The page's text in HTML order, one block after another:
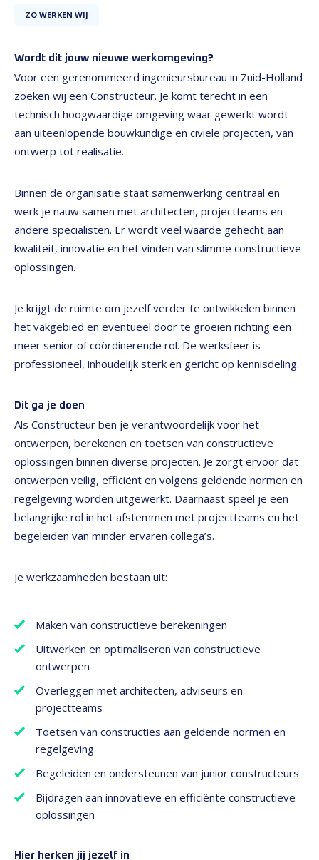
ZO WERKEN WIJ
Wordt dit jouw nieuwe werkomgeving?
Voor een gerenommeerd ingenieursbureau in Zuid-Holland
zoeken wij een Constructeur. Je komt terecht in een
technisch hoogwaardige omgeving waar gewerkt wordt
aan uiteenlopende bouwkundige en civiele projecten, van
ontwerp tot realisatie.
Binnen de organisatie staat samenwerking centraal en
werk je nauw samen met architecten, projectteams en
andere specialisten. Er wordt veel waarde gehecht aan
kwaliteit, innovatie en het vinden van slimme constructieve
oplossingen.
Je krijgt de ruimte om jezelf verder te ontwikkelen binnen
het vakgebied en eventueel door te groeien richting een
meer senior of coördinerende rol. De werksfeer is
professioneel, inhoudelijk sterk en gericht op kennisdeling.
Dit ga je doen
Als Constructeur ben je verantwoordelijk voor het
ontwerpen, berekenen en toetsen van constructieve
oplossingen binnen diverse projecten. Je zorgt ervoor dat
ontwerpen veilig, efficiënt en volgens geldende normen en
regelgeving worden uitgewerkt. Daarnaast speel je een
belangrijke rol in het afstemmen met projectteams en het
begeleiden van minder ervaren collega’s.
Je werkzaamheden bestaan uit:
Maken van constructieve berekeningen
Uitwerken en optimaliseren van constructieve
ontwerpen
Overleggen met architecten, adviseurs en
projectteams
Toetsen van constructies aan geldende normen en
regelgeving
Begeleiden en ondersteunen van junior constructeurs
Bijdragen aan innovatieve en efficiënte constructieve
oplossingen
Hier herken jij jezelf in